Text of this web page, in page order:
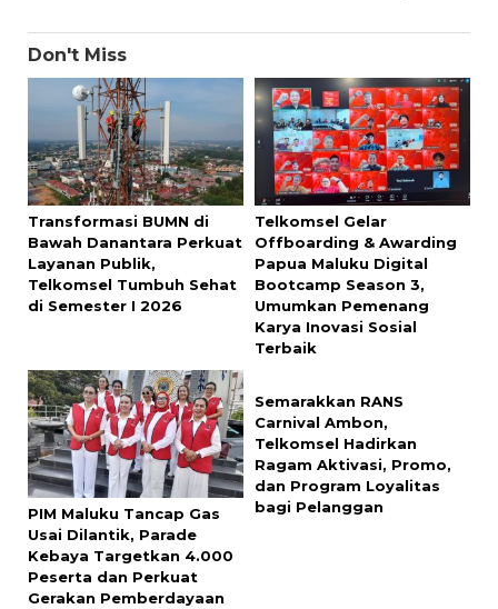
Don't Miss
Transformasi BUMN di
Bawah Danantara Perkuat
Layanan Publik,
Telkomsel Tumbuh Sehat
di Semester I 2026
Telkomsel Gelar
Offboarding & Awarding
Papua Maluku Digital
Bootcamp Season 3,
Umumkan Pemenang
Karya Inovasi Sosial
Terbaik
PIM Maluku Tancap Gas
Usai Dilantik, Parade
Kebaya Targetkan 4.000
Peserta dan Perkuat
Gerakan Pemberdayaan
Semarakkan RANS
Carnival Ambon,
Telkomsel Hadirkan
Ragam Aktivasi, Promo,
dan Program Loyalitas
bagi Pelanggan